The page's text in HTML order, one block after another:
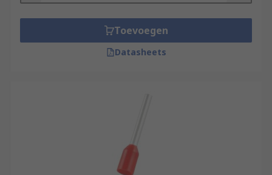
Toevoegen
Datasheets